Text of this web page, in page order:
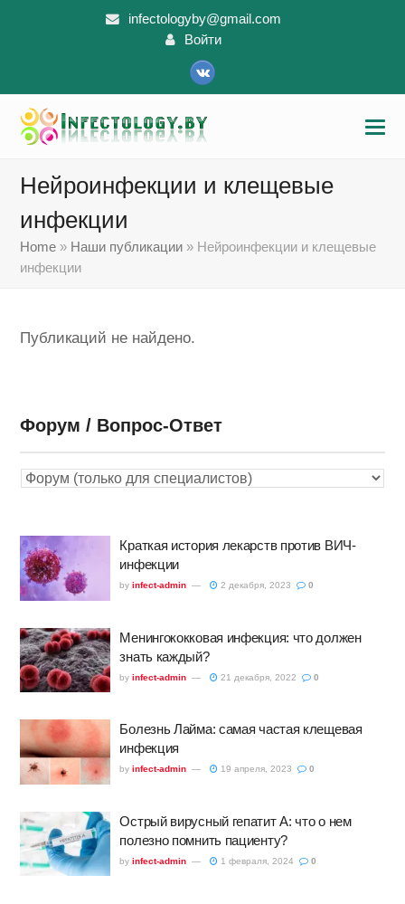
infectologyby@gmail.com
Войти
VK
Нейроинфекции и клещевые
инфекции
Home » Наши публикации » Нейроинфекции и клещевые
инфекции
Публикаций не найдено.
Форум / Вопрос-Ответ
Краткая история лекарств против ВИЧ-
инфекции
by infect-admin 2 декабря, 2023 0
Менингококковая инфекция: что должен
знать каждый?
by infect-admin 21 декабря, 2022 0
Болезнь Лайма: самая частая клещевая
инфекция
by infect-admin 19 апреля, 2023 0
Острый вирусный гепатит А: что о нем
полезно помнить пациенту?
by infect-admin 1 февраля, 2024 0